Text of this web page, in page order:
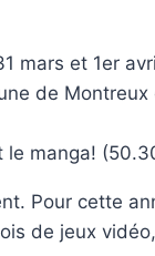
mars et 1er
de
le manga!
Pour cette
de jeux